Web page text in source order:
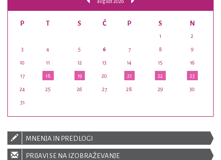
P T S Č P S N
1 2
3 4 5 6 7 8 9
10 11 12 13 14 15 16
17 18 19 20 21 22 23
24 25 26 27 28 29 30
31
MNENJA IN PREDLOGI
PRIJAVI SE NA IZOBRAŽEVANJE